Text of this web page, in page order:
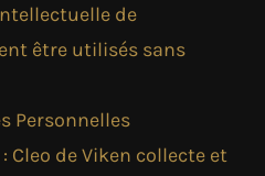
de
être utilisés sans
Personnelles
Cleo de Viken collecte et